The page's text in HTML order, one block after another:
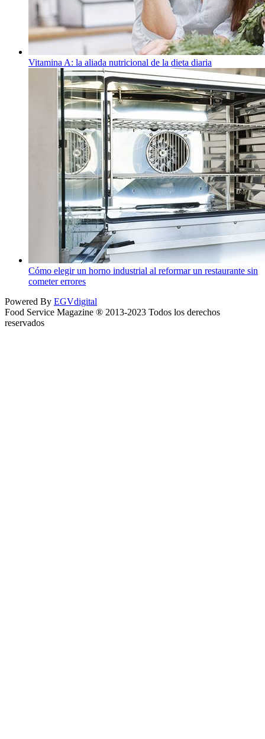
Vitamina A: la aliada nutricional de la dieta diaria
Cómo elegir un horno industrial al reformar un restaurante sin
cometer errores
Powered By EGVdigital
Food Service Magazine ® 2013-2023 Todos los derechos
reservados